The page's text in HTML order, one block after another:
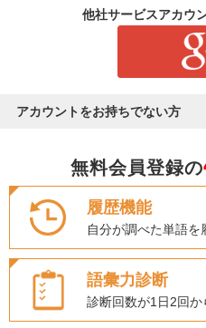
他社サービスアカウ
アカウントをお持ちでない方
無料会員登録の
履歴機能
自分が調べた単語を
語彙力診断
診断回数が1日2回